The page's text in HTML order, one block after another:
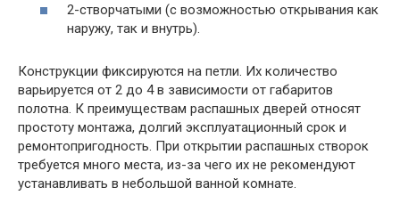
2-створчатыми (с возможностью открывания как
наружу, так и внутрь).
Конструкции фиксируются на петли. Их количество
варьируется от 2 до 4 в зависимости от габаритов
полотна. К преимуществам распашных дверей относят
простоту монтажа, долгий эксплуатационный срок и
ремонтопригодность. При открытии распашных створок
требуется много места, из-за чего их не рекомендуют
устанавливать в небольшой ванной комнате.